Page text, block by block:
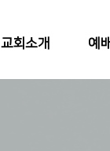
교회소개 예